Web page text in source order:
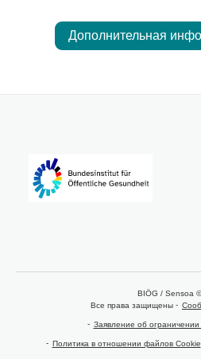
Дополнительная
BIÖG / Sensoa
Все права защищены
Заявление об ограничении
Политика в отношении файлов Cookie